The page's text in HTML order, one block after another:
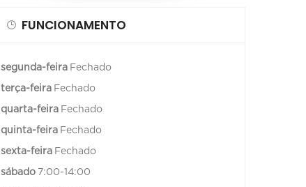
FUNCIONAMENTO
segunda-feira Fechado
terça-feira Fechado
quarta-feira Fechado
quinta-feira Fechado
sexta-feira Fechado
sábado 7:00-14:00